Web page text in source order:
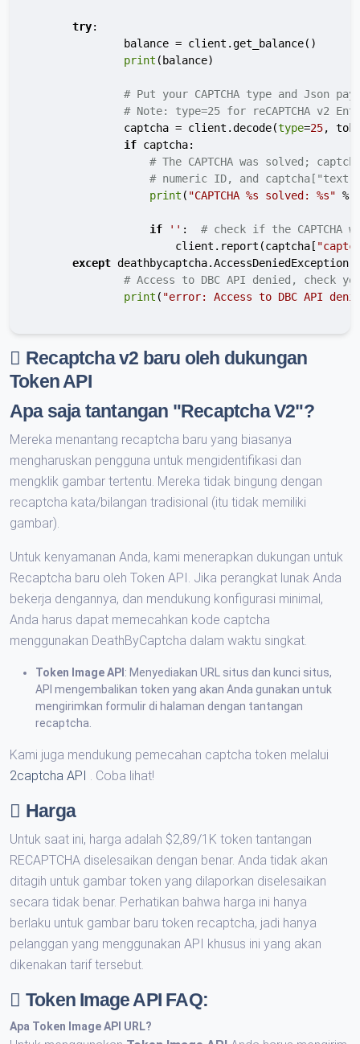
try:
                balance = client.get_balance()
print (balance)
# Put your CAPTCHA type and Json
# Note: type=25 for reCAPTCHA v2
                captcha = client.decode(
type=25,
if captcha:
# The CAPTCHA was solved;
# numeric ID, and
print ( "CAPTCHA %s solved: %s" %
if '' : # check if the CAPTCHA
                        client.report(captcha[
except deathbycaptcha.AccessDeniedException:
# Access to DBC API denied, check
print ( "error: Access to DBC API
Recaptcha v2 baru oleh dukungan
Token API
Apa saja tantangan "Recaptcha V2"?
Mereka menantang recaptcha baru yang biasanya
mengharuskan pengguna untuk mengidentifikasi dan
mengklik gambar tertentu. Mereka tidak bingung dengan
recaptcha kata/bilangan tradisional (itu tidak memiliki
gambar).
Untuk kenyamanan Anda, kami menerapkan dukungan untuk
Recaptcha baru oleh Token API. Jika perangkat lunak Anda
bekerja dengannya, dan mendukung konfigurasi minimal,
Anda harus dapat memecahkan kode captcha
menggunakan DeathByCaptcha dalam waktu singkat.
Token Image API : Menyediakan URL situs dan kunci situs,
API mengembalikan token yang akan Anda gunakan untuk
mengirimkan formulir di halaman dengan tantangan
recaptcha.
Kami juga mendukung pemecahan captcha token melalui
2captcha API
. Coba lihat!
Harga
Untuk saat ini, harga adalah $2,89/1K token tantangan
RECAPTCHA diselesaikan dengan benar. Anda tidak akan
ditagih untuk gambar token yang dilaporkan diselesaikan
secara tidak benar. Perhatikan bahwa harga ini hanya
berlaku untuk gambar baru token recaptcha, jadi hanya
pelanggan yang menggunakan API khusus ini yang akan
dikenakan tarif tersebut.
Token Image API FAQ:
Apa Token Image API URL?